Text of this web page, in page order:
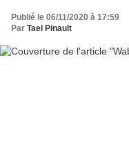
Publié le 06/11/2020 à 17:59
Par Tael Pinault